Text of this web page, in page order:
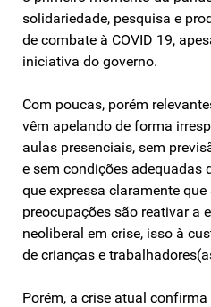
solidariedade, pesquisa e
de combate à COVID 19,
iniciativa do governo.
Com poucas, porém
vêm apelando de forma
aulas presenciais, sem
e sem condições adequadas
que expressa claramente
preocupações são reativar a
neoliberal em crise, isso à
de crianças e
Porém, a crise atual